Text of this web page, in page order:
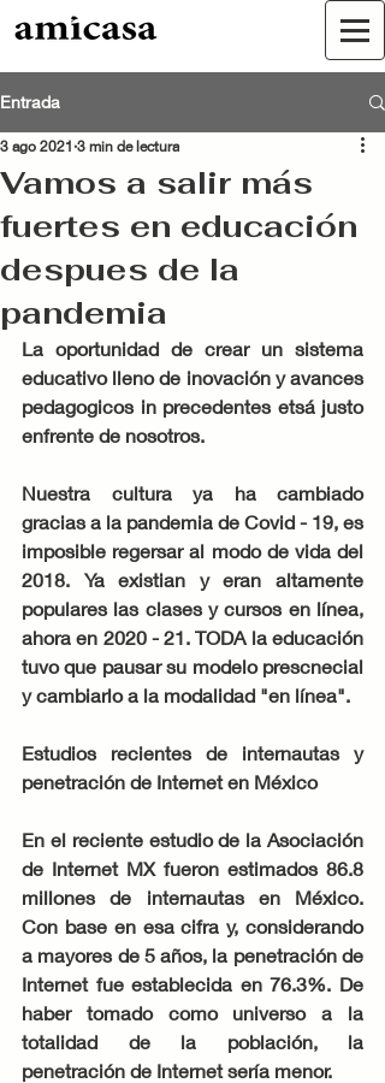
Entrada
Vamos a salir más
fuertes en educación
despues de la
pandemia
3 ago 2021 3 min de lectura
La oportunidad de crear un sistema
educativo lleno de inovación y avances
pedagogicos in precedentes etsá justo
enfrente de nosotros.
Nuestra cultura ya ha cambiado
gracias a la pandemia de Covid - 19, es
imposible regersar al modo de vida del
2018. Ya existian y eran altamente
populares las clases y cursos en línea,
ahora en 2020 - 21. TODA la educación
tuvo que pausar su modelo prescnecial
y cambiarlo a la modalidad "en línea".
Estudios recientes de internautas y
penetración de Internet en México
En el reciente estudio de la Asociación
de Internet MX fueron estimados 86.8
millones de internautas en México.
Con base en esa cifra y, considerando
a mayores de 5 años, la penetración de
Internet fue establecida en 76.3%. De
haber tomado como universo a la
totalidad de la población, la
penetración de Internet sería menor.